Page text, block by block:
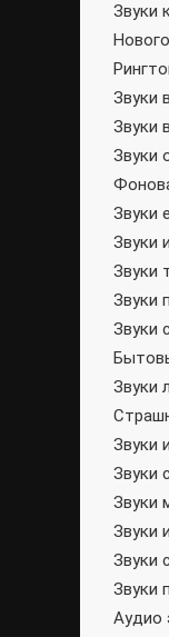
Звуки
Звуки
Звуки
Звуки
Звуки
Звуки
Звуки
Звуки
Звуки
Звуки
Звуки
Звуки
Звуки
Звуки
Звуки
Звуки
Аудио